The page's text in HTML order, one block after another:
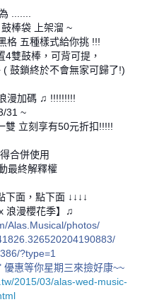
.......
棒袋 上架溜 ~
格 五種樣式給你挑 !!!
雙鼓棒，可背可提，
鼓鎖終於不會無家可歸了!)
漫加碼 ♫ !!!!!!!!!
31 ~
雙 立刻享有50元折扣!!!!!
合併使用
最終解釋權
下面，點下面 ↓↓↓↓
浪漫櫻花季】♫
Alas.Musical/photos/
6.326520204190883/
?type=1
惠等你星期三來撿好康~~
2015/03/alas-wed-music-